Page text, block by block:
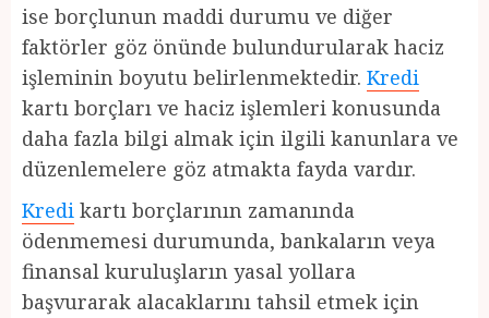
ise borçlunun maddi durumu ve diğer
faktörler göz önünde bulundurularak haciz
işleminin boyutu belirlenmektedir. Kredi
kartı borçları ve haciz işlemleri konusunda
daha fazla bilgi almak için ilgili kanunlara ve
düzenlemelere göz atmakta fayda vardır.
Kredi kartı borçlarının zamanında
ödenmemesi durumunda, bankaların veya
finansal kuruluşların yasal yollara
başvurarak alacaklarını tahsil etmek için